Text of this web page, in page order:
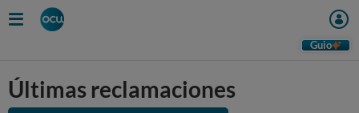
Guio
Últimas reclamaciones